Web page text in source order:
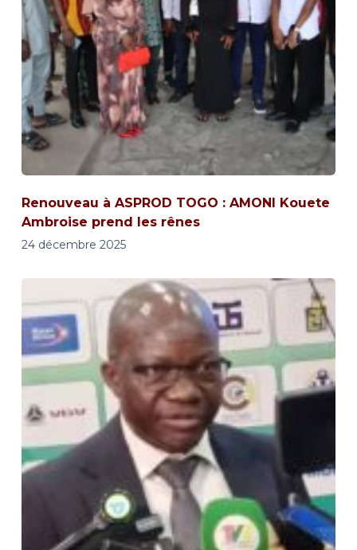
Renouveau à ASPROD TOGO : AMONI Kouete
Ambroise prend les rênes
24 décembre 2025